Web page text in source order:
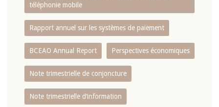
téléphonie mobile
Rapport annuel sur les systèmes de paiement
BCEAO Annual Report Perspectives économiques
Note trimestrielle de conjoncture
Note trimestrielle d‘information